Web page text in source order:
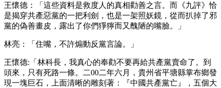
王懷德：「這些資料是救度人的真相勸善之言。而《九評》恰
是揭穿共產惡黨的一把利劍，也是一架照妖鏡，從而扒掉了邪
黨的偽善畫皮，露出了你們猙獰而又醜陋的嘴臉。」
林亮：「住嘴，不許煽動反黨言論。」
王懷德:「林科長，我真心的奉勸不要再給共產黨賣命了。到
頭來，只有死路一條。二00二年六月，貴州省平塘縣掌布鄉發
現一塊巨石，上面清晰的雕刻著：『中國共產黨亡』，五個大